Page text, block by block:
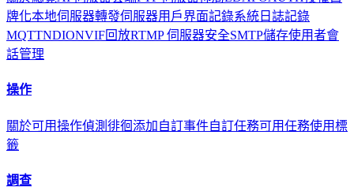
牌化本地伺服器轉發伺服器用戶界面記錄系統日誌記錄
MQTTNDIONVIF回放RTMP 伺服器安全SMTP儲存使用者會
話管理
操作
關於可用操作偵測徘徊添加自訂事件自訂任務可用任務使用標
籤
調查